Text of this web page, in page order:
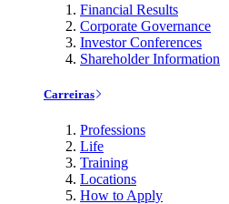
Financial Results
Corporate Governance
Investor Conferences
Shareholder Information
Carreiras
Professions
Life
Training
Locations
How to Apply